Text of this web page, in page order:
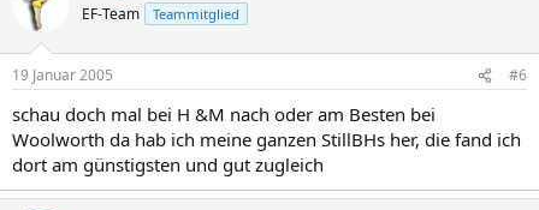
EF-Team Teammitglied
19 Januar 2005 #6
schau doch mal bei H &M nach oder am Besten bei
Woolworth da hab ich meine ganzen StillBHs her, die fand ich
dort am günstigsten und gut zugleich